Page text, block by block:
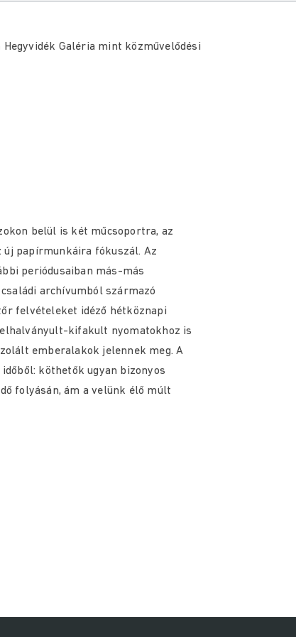
Galéria mint közművelődési
belül is két műcsoportra, az
új papírmunkáira fókuszál. Az
periódusaiban más-más
archívumból származó
felvételeket idéző hétköznapi
kifakult nyomatokhoz is
emberalakok jelennek meg. A
köthetők ugyan bizonyos
folyásán, ám a velünk élő múlt